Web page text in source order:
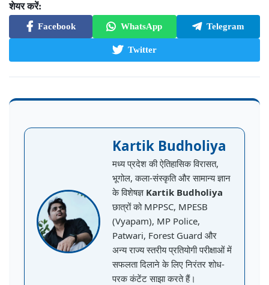
शेयर करें:
Facebook WhatsApp Telegram
Twitter
Kartik Budholiya
मध्य प्रदेश की ऐतिहासिक विरासत,
भूगोल, कला-संस्कृति और सामान्य ज्ञान
के विशेषज्ञ Kartik Budholiya
छात्रों को MPPSC, MPESB
(Vyapam), MP Police,
Patwari, Forest Guard और
अन्य राज्य स्तरीय प्रतियोगी परीक्षाओं में
सफलता दिलाने के लिए निरंतर शोध-
परक कंटेंट साझा करते हैं।